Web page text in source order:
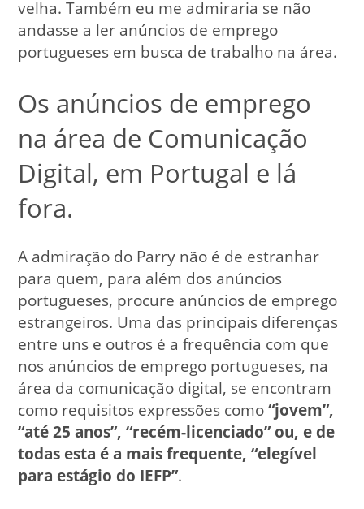
velha. Também eu me admiraria se não
andasse a ler anúncios de emprego
portugueses em busca de trabalho na área.
Os anúncios de emprego
na área de Comunicação
Digital, em Portugal e lá
fora.
A admiração do Parry não é de estranhar
para quem, para além dos anúncios
portugueses, procure anúncios de emprego
estrangeiros. Uma das principais diferenças
entre uns e outros é a frequência com que
nos anúncios de emprego portugueses, na
área da comunicação digital, se encontram
como requisitos expressões como“jovem”,
“até 25 anos”, “recém-licenciado” ou, e de
todas esta é a mais frequente, “elegível
para estágio do IEFP”.